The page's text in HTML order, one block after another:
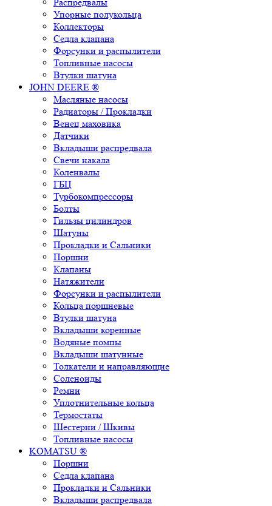
Упорные полукольца
Коллекторы
Седла клапана
Форсунки и распылители
Топливные насосы
Втулки шатуна
JOHN DEERE ®
Масляные насосы
Радиаторы / Прокладки
Венец маховика
Датчики
Вкладыши распредвала
Свечи накала
Коленвалы
ГБЦ
Турбокомпрессоры
Болты
Гильзы цилиндров
Шатуны
Прокладки и Сальники
Поршни
Клапаны
Натяжители
Форсунки и распылители
Кольца поршневые
Втулки шатуна
Вкладыши коренные
Водяные помпы
Вкладыши шатунные
Толкатели и направляющие
Соленоиды
Ремни
Уплотнительные кольца
Термостаты
Шестерни / Шкивы
Топливные насосы
KOMATSU ®
Поршни
Седла клапана
Прокладки и Сальники
Вкладыши распредвала